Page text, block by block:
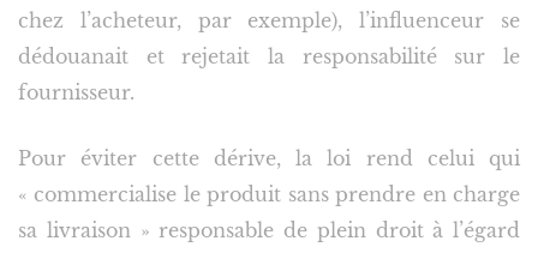
chez l’acheteur, par exemple), l’influenceur se
dédouanait et rejetait la responsabilité sur le
fournisseur.
Pour éviter cette dérive, la loi rend celui qui
« commercialise le produit sans prendre en charge
sa livraison » responsable de plein droit à l’égard